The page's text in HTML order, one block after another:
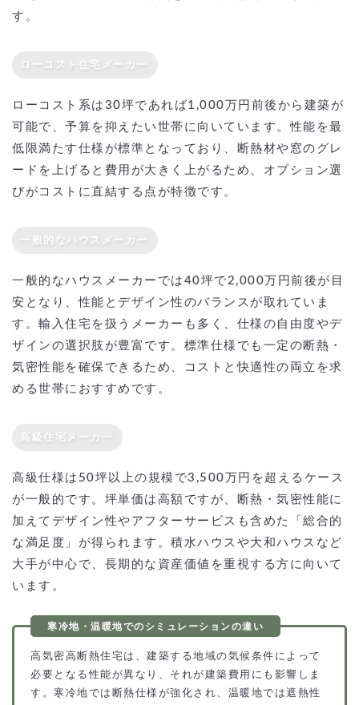
す。
ローコスト住宅メーカー
ローコスト系は30坪であれば1,000万円前後から建築が
可能で、予算を抑えたい世帯に向いています。性能を最
低限満たす仕様が標準となっており、断熱材や窓のグレ
ードを上げると費用が大きく上がるため、オプション選
びがコストに直結する点が特徴です。
一般的なハウスメーカー
一般的なハウスメーカーでは40坪で2,000万円前後が目
安となり、性能とデザイン性のバランスが取れていま
す。輸入住宅を扱うメーカーも多く、仕様の自由度やデ
ザインの選択肢が豊富です。標準仕様でも一定の断熱・
気密性能を確保できるため、コストと快適性の両立を求
める世帯におすすめです。
高級住宅メーカー
高級仕様は50坪以上の規模で3,500万円を超えるケース
が一般的です。坪単価は高額ですが、断熱・気密性能に
加えてデザイン性やアフターサービスも含めた「総合的
な満足度」が得られます。積水ハウスや大和ハウスなど
大手が中心で、長期的な資産価値を重視する方に向いて
います。
高気密高断熱住宅は、建築する地域の気候条件によって
必要となる性能が異なり、それが建築費用にも影響しま
す。寒冷地では断熱仕様が強化され、温暖地では遮熱性